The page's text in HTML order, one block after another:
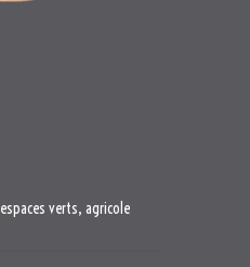
verts, agricole